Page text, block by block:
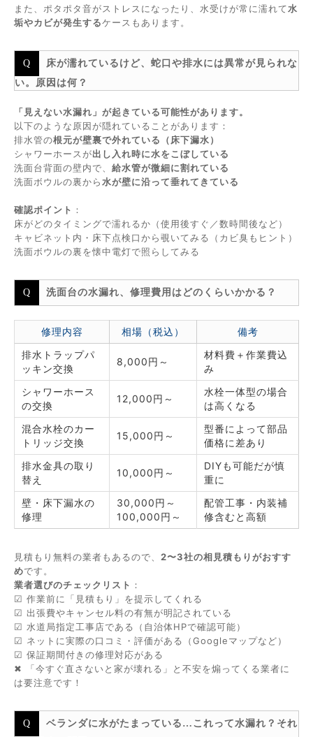
また、ポタポタ音がストレスになったり、水受けが常に濡れて水
垢やカビが発生するケースもあります。
床が濡れているけど、蛇口や排水には異常が見られな
い。原因は何？
「見えない水漏れ」が起きている可能性があります。
以下のような原因が隠れていることがあります：
排水管の根元が壁裏で外れている（床下漏水）
シャワーホースが出し入れ時に水をこぼしている
洗面台背面の壁内で、 給水管が微細に割れている
洗面ボウルの裏から水が壁に沿って垂れてきている
確認ポイント ：
床がどのタイミングで濡れるか（使用後すぐ／数時間後など）
キャビネット内・床下点検口から覗いてみる（カビ臭もヒント）
洗面ボウルの裏を懐中電灯で照らしてみる
洗面台の水漏れ、修理費用はどのくらいかかる？
修理内容 相場（税込）
備考
排水トラップパ
ッキン交換
8,000円～
材料費＋作業費込
み
シャワーホース
の交換
12,000円～
水栓一体型の場合
は高くなる
混合水栓のカー
トリッジ交換
15,000円～
型番によって部品
価格に差あり
排水金具の取り
替え
10,000円～
DIYも可能だが慎
重に
壁・床下漏水の
修理
30,000円～
100,000円～
配管工事・内装補
修含むと高額
見積もり無料の業者もあるので、 2〜3社の相見積もりがおすす
めです。
業者選びのチェックリスト ：
☑ 作業前に「見積もり」を提示してくれる
☑ 出張費やキャンセル料の有無が明記されている
☑ 水道局指定工事店である（自治体HPで確認可能）
☑ ネットに実際の口コミ・評価がある（Googleマップなど）
☑ 保証期間付きの修理対応がある
✖ 「今すぐ直さないと家が壊れる」と不安を煽ってくる業者に
は要注意です！
ベランダに水がたまっている…これって水漏れ？それ